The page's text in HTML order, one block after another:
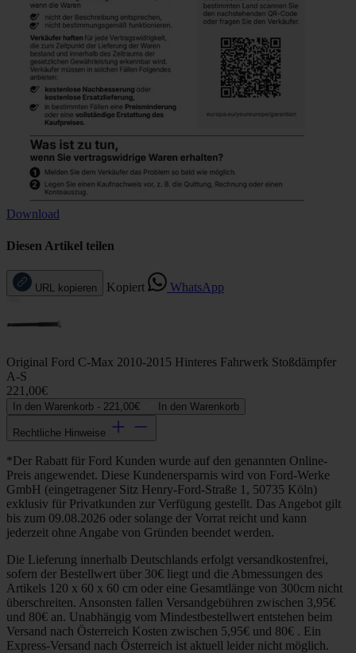
Download
Diesen Artikel teilen
URL kopieren Kopiert WhatsApp
Original Ford C-Max 2010-2015 Hinteres Fahrwerk Stoßdämpfer
A-S
221,00€
In den Warenkorb - 221,00€ In den Warenkorb
Rechtliche Hinweise
*Der Rabatt für Ford Kunden wurde auf den genannten Online-
Preis angewendet. Diese Kundenersparnis wird von Ford-Werke
GmbH (eingetragener Sitz Henry-Ford-Straße 1, 50735 Köln)
exklusiv für Privatkunden zur Verfügung gestellt. Das Angebot gilt
bis zum 09.08.2026 oder solange der Vorrat reicht und kann
jederzeit ohne Angabe von Gründen beendet werden.
Die Lieferung innerhalb Deutschlands erfolgt versandkostenfrei,
sofern der Bestellwert über 30€ liegt und die Abmessungen des
Artikels 120 x 60 x 60 cm oder eine Gesamtlänge von 300cm nicht
überschreiten. Ansonsten fallen Versandgebühren zwischen 3,95€
und 80€ an. Unabhängig vom Mindestbestellwert entstehen beim
Versand nach Österreich Kosten zwischen 5,95€ und 80€ . Ein
Express-Versand nach Österreich ist aktuell leider nicht möglich.